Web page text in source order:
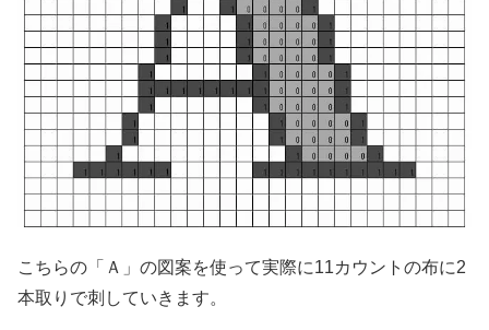
こちらの「Ａ」の図案を使って実際に11カウントの布に2
本取りで刺していきます。